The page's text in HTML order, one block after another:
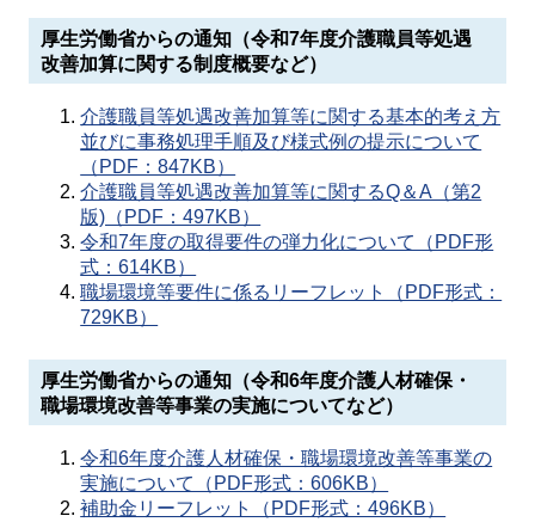
厚生労働省からの通知（令和7年度介護職員等処遇
改善加算に関する制度概要など）
介護職員等処遇改善加算等に関する基本的考え方
並びに事務処理手順及び様式例の提示について
（PDF：847KB）
介護職員等処遇改善加算等に関するQ＆A（第2
版)（PDF：497KB）
令和7年度の取得要件の弾力化について（PDF形
式：614KB）
職場環境等要件に係るリーフレット（PDF形式：
729KB）
厚生労働省からの通知（令和6年度介護人材確保・
職場環境改善等事業の実施についてなど）
令和6年度介護人材確保・職場環境改善等事業の
実施について（PDF形式：606KB）
補助金リーフレット（PDF形式：496KB）